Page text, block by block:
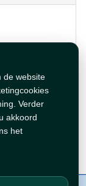
de website
Verder
akkoord
het
WhatsAppen